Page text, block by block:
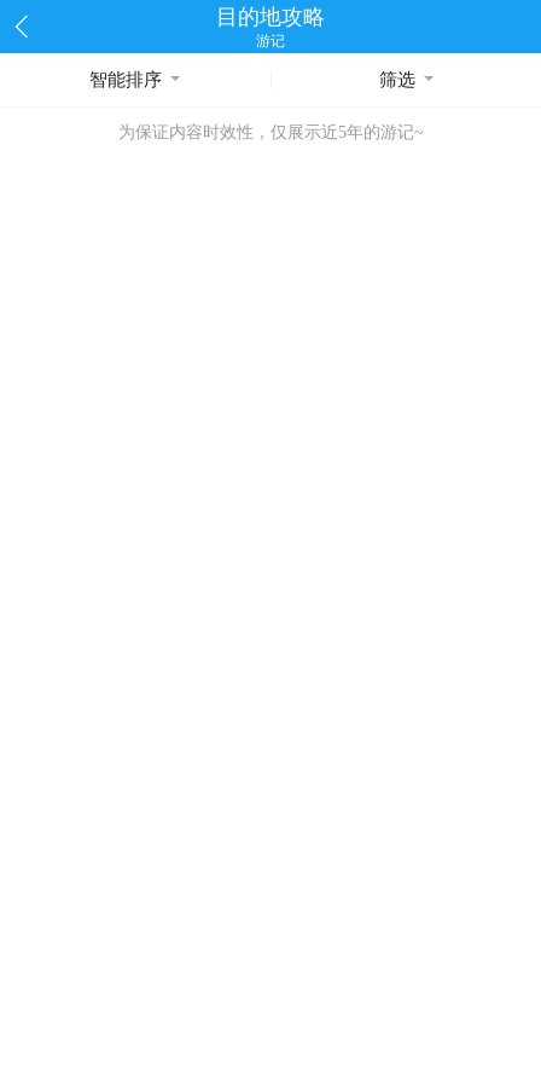
目的地攻略
游记
智能排序 筛选
为保证内容时效性，仅展示近5年的游记~